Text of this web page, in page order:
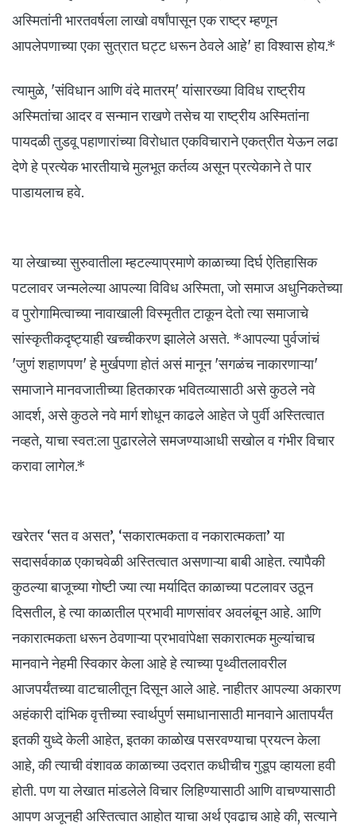
अस्मितांनी भारतवर्षला लाखो वर्षांपासून एक राष्ट्र म्हणून
आपलेपणाच्या एका सुत्रात घट्ट धरून ठेवले आहे' हा विश्वास होय.*
त्यामुळे, 'संविधान आणि वंदे मातरम्' यांसारख्या विविध राष्ट्रीय
अस्मितांचा आदर व सन्मान राखणे तसेच या राष्ट्रीय अस्मितांना
पायदळी तुडवू पहाणारांच्या विरोधात एकविचाराने एकत्रीत येऊन लढा
देणे हे प्रत्येक भारतीयाचे मुलभूत कर्तव्य असून प्रत्येकाने ते पार
पाडायलाच हवे.
या लेखाच्या सुरुवातीला म्हटल्याप्रमाणे काळाच्या दिर्घ ऐतिहासिक
पटलावर जन्मलेल्या आपल्या विविध अस्मिता, जो समाज अधुनिकतेच्या
व पुरोगामित्वाच्या नावाखाली विस्मृतीत टाकून देतो त्या समाजाचे
सांस्कृतीकदृष्ट्याही खच्चीकरण झालेले असते. *आपल्या पुर्वजांचं
'जुणं शहाणपण' हे मुर्खपणा होतं असं मानून 'सगळंच नाकारणाऱ्या'
समाजाने मानवजातीच्या हितकारक भवितव्यासाठी असे कुठले नवे
आदर्श, असे कुठले नवे मार्ग शोधून काढले आहेत जे पुर्वी अस्तित्वात
नव्हते, याचा स्वत:ला पुढारलेले समजण्याआधी सखोल व गंभीर विचार
करावा लागेल.*
खरेतर ‘सत व असत’, ‘सकारात्मकता व नकारात्मकता’ या
सदासर्वकाळ एकाचवेळी अस्तित्वात असणाऱ्या बाबी आहेत. त्यापैकी
कुठल्या बाजूच्या गोष्टी ज्या त्या मर्यादित काळाच्या पटलावर उठून
दिसतील, हे त्या काळातील प्रभावी माणसांवर अवलंबून आहे. आणि
नकारात्मकता धरून ठेवणाऱ्या प्रभावांपेक्षा सकारात्मक मुल्यांचाच
मानवाने नेहमी स्विकार केला आहे हे त्याच्या पृथ्वीतलावरील
आजपर्यंतच्या वाटचालीतून दिसून आले आहे. नाहीतर आपल्या अकारण
अहंकारी दांभिक वृत्तीच्या स्वार्थपुर्ण समाधानासाठी मानवाने आतापर्यंत
इतकी युध्दे केली आहेत, इतका काळोख पसरवण्याचा प्रयत्न केला
आहे, की त्याची वंशावळ काळाच्या उदरात कधीचीच गुडूप व्हायला हवी
होती. पण या लेखात मांडलेले विचार लिहिण्यासाठी आणि वाचण्यासाठी
आपण अजूनही अस्तित्वात आहोत याचा अर्थ एवढाच आहे की, सत्याने